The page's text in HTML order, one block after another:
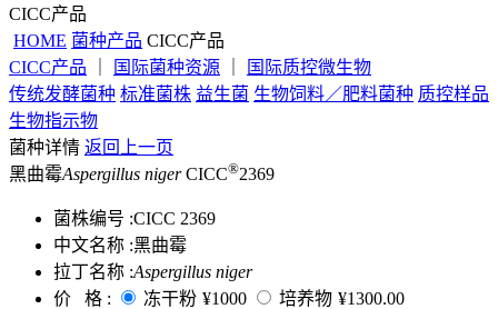
CICC产品
HOME 菌种产品 CICC产品
CICC产品
国际菌种资源
国际质控微生物
传统发酵菌种 标准菌株 益生菌 生物饲料／肥料菌种 质控样品
生物指示物
菌种详情 返回上一页
黑曲霉Aspergillus nigerCICC®2369
菌株编号 :CICC 2369
中文名称 :黑曲霉
拉丁名称 :Aspergillus niger
价 格 :
冻干粉 ¥1000 培养物 ¥1300.00